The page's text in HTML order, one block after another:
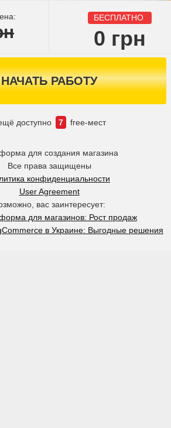
БЕСПЛАТНО
0 грн
НАЧАТЬ РАБОТУ
доступно 7 free-мест
для создания магазина
Все права защищены
конфиденциальности
User Agreement
вас заинтересует:
для магазинов: Рост продаж
в Украине: Выгодные решения